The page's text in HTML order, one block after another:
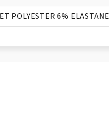
POLYESTER 6% ELASTANE